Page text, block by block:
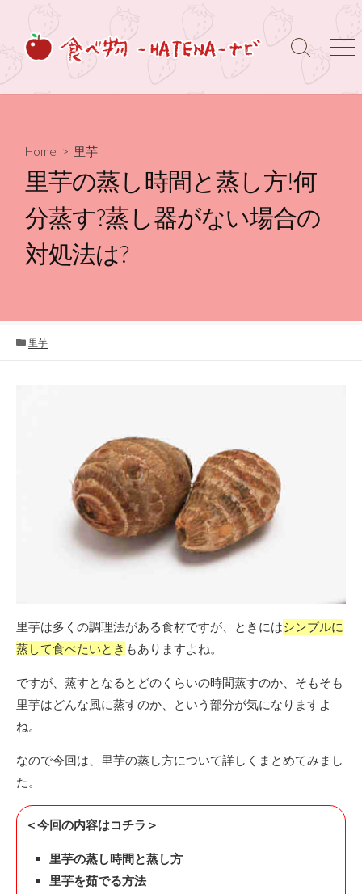
ツ
検
メ
Home > 里芋
里芋の蒸し時間と蒸し方!何
分蒸す?蒸し器がない場合の
対処法は?
カ
里芋
里芋は多くの調理法がある食材ですが、ときにはシンプルに
蒸して食べたいとき もありますよね。
ですが、蒸すとなるとどのくらいの時間蒸すのか、そもそも
里芋はどんな風に蒸すのか、という部分が気になりますよ
ね。
なので今回は、里芋の蒸し方について詳しくまとめてみまし
た。
＜今回の内容はコチラ＞
里芋の蒸し時間と蒸し方
里芋を茹でる方法